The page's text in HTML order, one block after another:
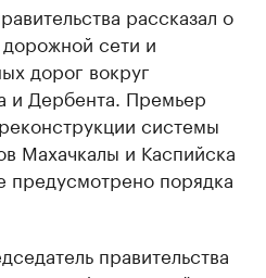
рассказал о
сети и
дорог вокруг
и Дербента. Премьер
системы
Махачкалы и Каспийска
предусмотрено порядка
правительства